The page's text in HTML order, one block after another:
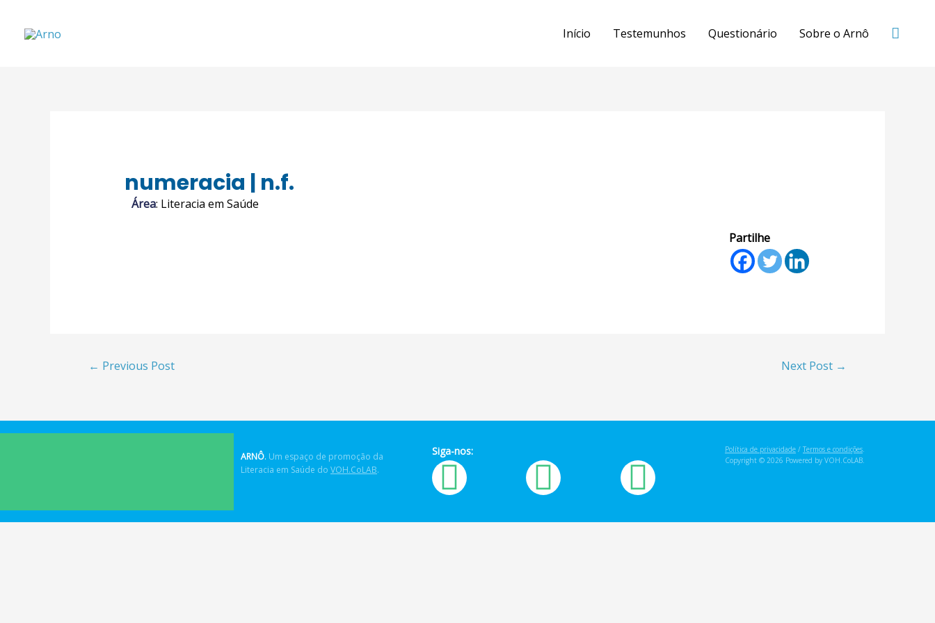
Início Testemunhos Questionário Sobre o Arnô
numeracia | n.f.
Área: Literacia em Saúde
Partilhe
← Previous Post Next Post →
ARNÔ. Um espaço de promoção da
Literacia em Saúde do VOH.CoLAB.
Siga-nos: Política de privacidade/ Termos e condições.
Copyright © 2026 Powered by VOH.CoLAB.